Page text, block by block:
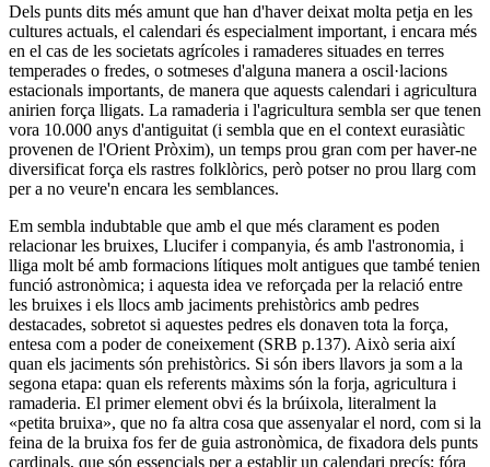
Dels punts dits més amunt que han d'haver deixat molta petja en les
cultures actuals, el calendari és especialment important, i encara més
en el cas de les societats agrícoles i ramaderes situades en terres
temperades o fredes, o sotmeses d'alguna manera a oscil·lacions
estacionals importants, de manera que aquests calendari i agricultura
anirien força lligats. La ramaderia i l'agricultura sembla ser que tenen
vora 10.000 anys d'antiguitat (i sembla que en el context eurasiàtic
provenen de l'Orient Pròxim), un temps prou gran com per haver-ne
diversificat força els rastres folklòrics, però potser no prou llarg com
per a no veure'n encara les semblances.
Em sembla indubtable que amb el que més clarament es poden
relacionar les bruixes, Llucifer i companyia, és amb l'astronomia, i
lliga molt bé amb formacions lítiques molt antigues que també tenien
funció astronòmica; i aquesta idea ve reforçada per la relació entre
les bruixes i els llocs amb jaciments prehistòrics amb pedres
destacades, sobretot si aquestes pedres els donaven tota la força,
entesa com a poder de coneixement (SRB p.137). Això seria així
quan els jaciments són prehistòrics. Si són ibers llavors ja som a la
segona etapa: quan els referents màxims són la forja, agricultura i
ramaderia. El primer element obvi és la brúixola, literalment la
«petita bruixa», que no fa altra cosa que assenyalar el nord, com si la
feina de la bruixa fos fer de guia astronòmica, de fixadora dels punts
cardinals, que són essencials per a establir un calendari precís; fóra